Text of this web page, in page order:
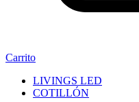
Carrito
LIVINGS LED
COTILLÓN